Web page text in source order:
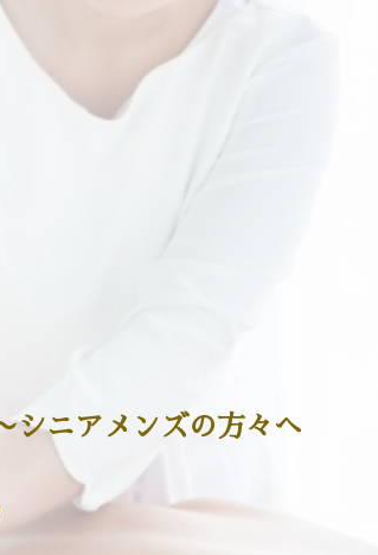
シニアメンズの方々へ